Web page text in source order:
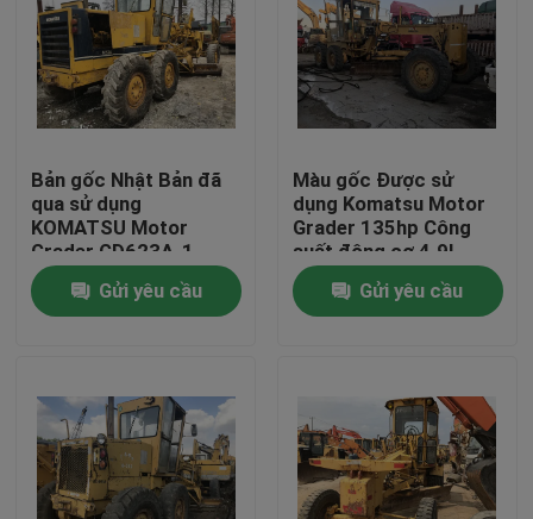
Các sản phẩm
Về chúng tôi
Bản gốc Nhật Bản đã
qua sử dụng
KOMATSU Motor
Grader GD623A-1
KOMATSU 6D125
Engine Gửi yêu cầu
Màu gốc Được sử
dụng Komatsu Motor
Grader 135hp Công
suất động cơ 4.9L
Displacement
GD511A-1Gửi yêu cầu